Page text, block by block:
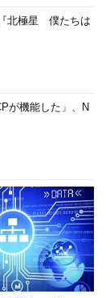
北極星 僕たちは
が機能した」、N